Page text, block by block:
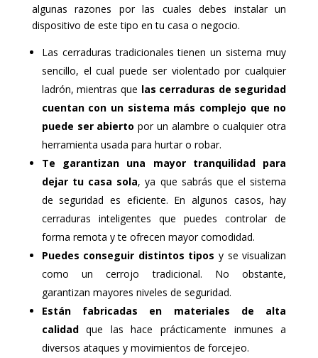
algunas razones por las cuales debes instalar un
dispositivo de este tipo en tu casa o negocio.
Las cerraduras tradicionales tienen un sistema muy
sencillo, el cual puede ser violentado por cualquier
ladrón, mientras que las cerraduras de seguridad
cuentan con un sistema más complejo que no
puede ser abierto por un alambre o cualquier otra
herramienta usada para hurtar o robar.
Te garantizan una mayor tranquilidad para
dejar tu casa sola, ya que sabrás que el sistema
de seguridad es eficiente. En algunos casos, hay
cerraduras inteligentes que puedes controlar de
forma remota y te ofrecen mayor comodidad.
Puedes conseguir distintos tipos y se visualizan
como un cerrojo tradicional. No obstante,
garantizan mayores niveles de seguridad.
Están fabricadas en materiales de alta
calidadque las hace prácticamente inmunes a
diversos ataques y movimientos de forcejeo.